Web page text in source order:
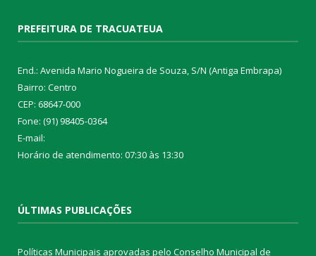
PREFEITURA DE TRACUATEUA
End.: Avenida Mario Nogueira de Souza, S/N (Antiga Embrapa)
Bairro: Centro
CEP: 68647-000
Fone: (91) 98405-0364
E-mail:
Horário de atendimento: 07:30 às 13:30
ÚLTIMAS PUBLICAÇÕES
Políticas Municipais aprovadas pelo Conselho Municipal de